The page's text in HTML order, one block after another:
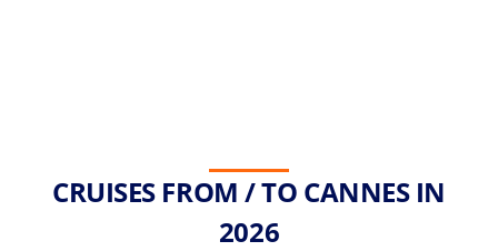
CRUISES FROM / TO CANNES IN
2026